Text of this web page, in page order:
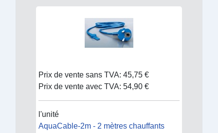
Prix de vente sans TVA: 45,75 €
Prix de vente avec TVA: 54,90 €
l'unité
AquaCable-2m - 2 mètres chauffants